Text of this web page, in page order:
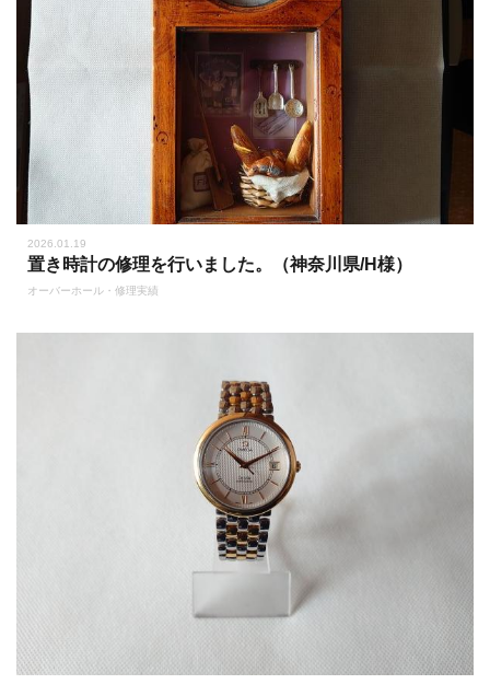
2026.01.19
置き時計の修理を行いました。（神奈川県/H様）
オーバーホール・修理実績